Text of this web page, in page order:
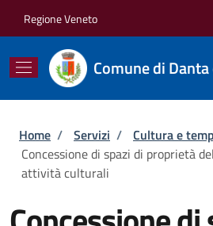
Regione Veneto
Comune di
Briciole di pane
Home / Servizi / Cultura e
Concessione di spazi di proprietà
attività culturali